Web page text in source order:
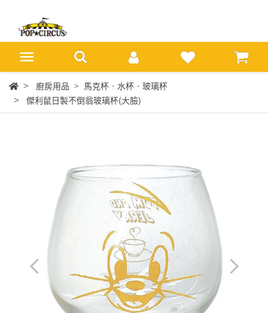
廚房用品
馬克杯‧水杯‧玻璃杯
傑利鼠日製不倒翁玻璃杯(大臉)